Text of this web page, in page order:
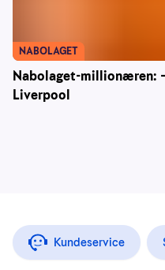
Nabolaget-millionæren:
Liverpool
NABOLAGET
Kundeservice